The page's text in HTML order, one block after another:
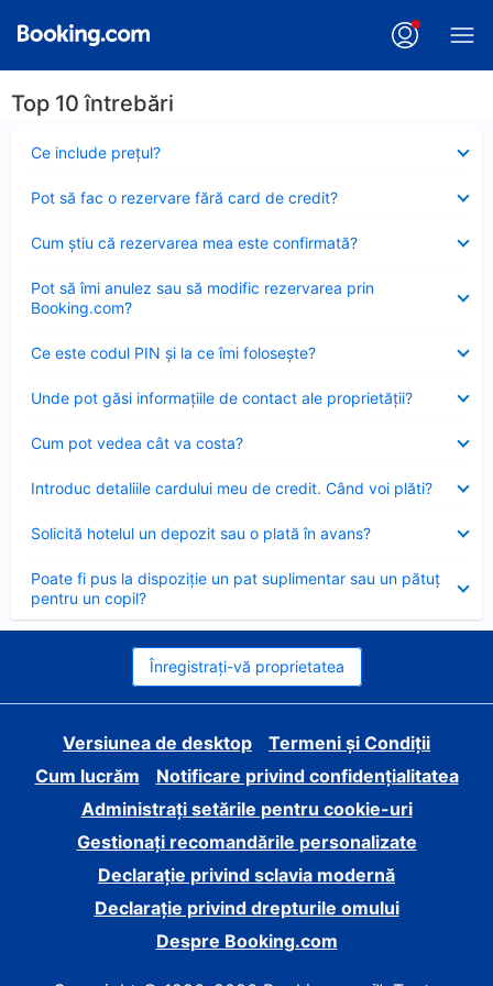
Top 10 întrebări
Ce include preţul?
închis
Pot să fac o rezervare fără card de credit?
închis
Cum ştiu că rezervarea mea este confirmată?
închis
Pot să îmi anulez sau să modific rezervarea prin
Booking.com?
închis
Ce este codul PIN şi la ce îmi foloseşte?
închis
Unde pot găsi informațiile de contact ale proprietății?
închis
Cum pot vedea cât va costa?
închis
Introduc detaliile cardului meu de credit. Când voi plăti?
închis
Solicită hotelul un depozit sau o plată în avans?
închis
Poate fi pus la dispoziție un pat suplimentar sau un pătuț
pentru un copil?
închis
Înregistrați-vă proprietatea
Versiunea de desktop
Termeni și Condiții
Cum lucrăm
Notificare privind confidențialitatea
Administrați setările pentru cookie-uri
Gestionați recomandările personalizate
Declarație privind sclavia modernă
Declarație privind drepturile omului
Despre Booking.com